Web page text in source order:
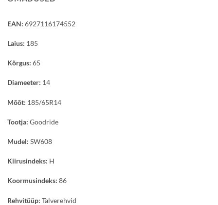
EAN: 6927116174552
Laius: 185
Kõrgus: 65
Diameeter: 14
Mõõt: 185/65R14
Tootja: Goodride
Mudel: SW608
Kiirusindeks: H
Koormusindeks: 86
Rehvitüüp: Talverehvid